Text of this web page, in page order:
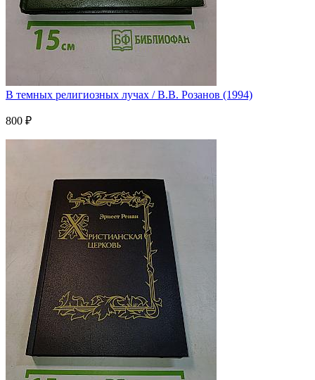
В темных религиозных лучах / В.В. Розанов (1994)
800 ₽